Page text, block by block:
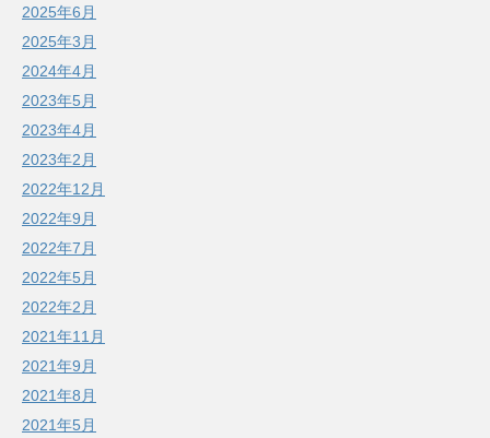
2025年6月
2025年3月
2024年4月
2023年5月
2023年4月
2023年2月
2022年12月
2022年9月
2022年7月
2022年5月
2022年2月
2021年11月
2021年9月
2021年8月
2021年5月